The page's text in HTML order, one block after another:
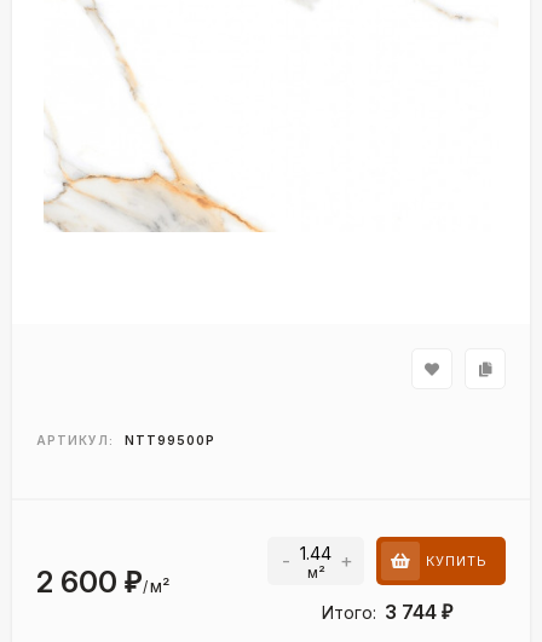
АРТИКУЛ: NTT99500Р
2 600 ₽/м²
- м² + КУПИТЬ
Итого: 3 744 ₽